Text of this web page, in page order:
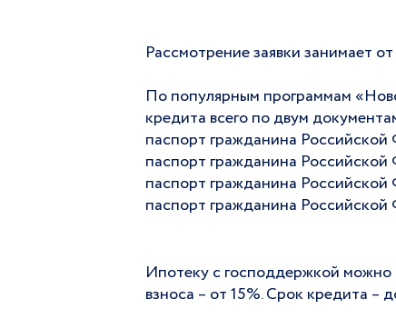
Рассмотрение заявки занимает
По популярным программам
кредита всего по двум
паспорт гражданина
паспорт гражданина
паспорт гражданина
паспорт гражданина
Ипотеку с господдержкой
взноса – от 15%. Срок кредита –